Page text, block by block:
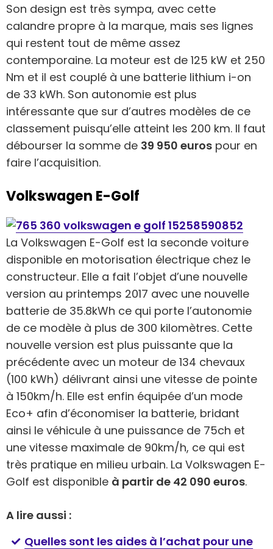
Son design est très sympa, avec cette
calandre propre à la marque, mais ses lignes
qui restent tout de même assez
contemporaine. La moteur est de 125 kW et 250
Nm et il est couplé à une batterie lithium i-on
de 33 kWh. Son autonomie est plus
intéressante que sur d’autres modèles de ce
classement puisqu’elle atteint les 200 km. Il faut
débourser la somme de 39 950 euros pour en
faire l’acquisition.
Volkswagen E-Golf
La Volkswagen E-Golf est la seconde voiture
disponible en motorisation électrique chez le
constructeur. Elle a fait l’objet d’une nouvelle
version au printemps 2017 avec une nouvelle
batterie de 35.8kWh ce qui porte l’autonomie
de ce modèle à plus de 300 kilomètres. Cette
nouvelle version est plus puissante que la
précédente avec un moteur de 134 chevaux
(100 kWh) délivrant ainsi une vitesse de pointe
à 150km/h. Elle est enfin équipée d’un mode
Eco+ afin d’économiser la batterie, bridant
ainsi le véhicule à une puissance de 75ch et
une vitesse maximale de 90km/h, ce qui est
très pratique en milieu urbain. La Volkswagen E-
Golf est disponible à partir de 42 090 euros.
A lire aussi :
Quelles sont les aides à l’achat pour une